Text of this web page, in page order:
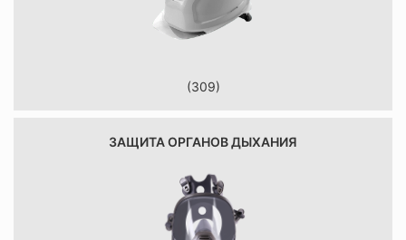
(309)
ЗАЩИТА ОРГАНОВ ДЫХАНИЯ